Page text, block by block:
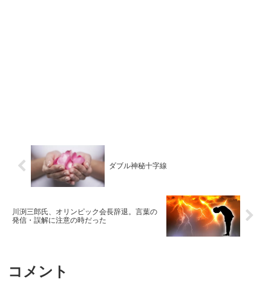
ダブル神秘十字線
川渕三郎氏、オリンピック会長辞退。言葉の
発信・誤解に注意の時だった
コメント